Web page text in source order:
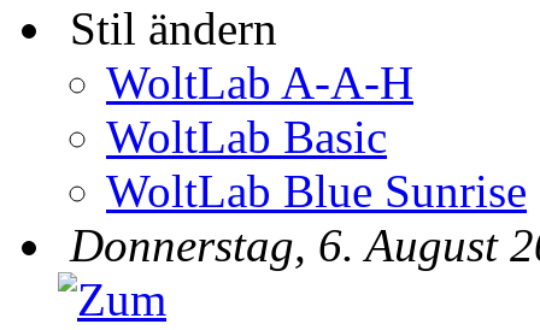
Stil ändern
WoltLab A-A-H
WoltLab Basic
WoltLab Blue Sunrise
Donnerstag, 6. August